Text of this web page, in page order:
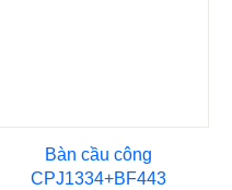
Bàn cầu công
CPJ1334+BF443